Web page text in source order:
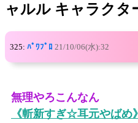
ャルル キャラクタ
325: ﾊﾟﾜﾌﾟﾛ 21/10/06(水):32
無理やろこんなん
《斬新すぎ☆耳元やばめ